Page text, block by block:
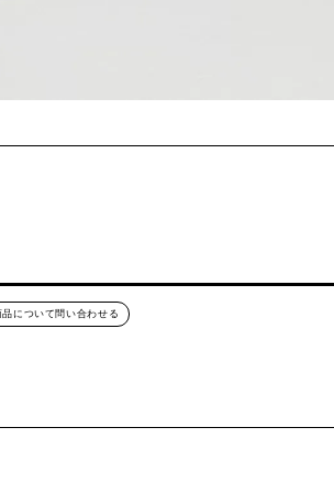
品について問い合わせる